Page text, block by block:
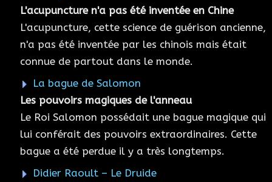
L'acupuncture n'a pas été inventée en Chine
L'acupuncture, cette science de guérison ancienne,
n'a pas été inventée par les chinois mais était
connue de partout dans le monde.
La bague de Salomon
Les pouvoirs magiques de l'anneau
Le Roi Salomon possédait une bague magique qui
lui conférait des pouvoirs extraordinaires. Cette
bague a été perdue il y a très longtemps.
Didier Raoult – Le Druide